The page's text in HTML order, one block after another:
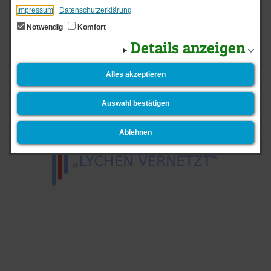
Impressum
Datenschutzerklärung
Notwendig
Komfort
Details anzeigen
Alles akzeptieren
Auswahl bestätigen
Ablehnen
zurück
Senden
Login Datenschutz
Kontakt
Newsletter Barrierefreiheit